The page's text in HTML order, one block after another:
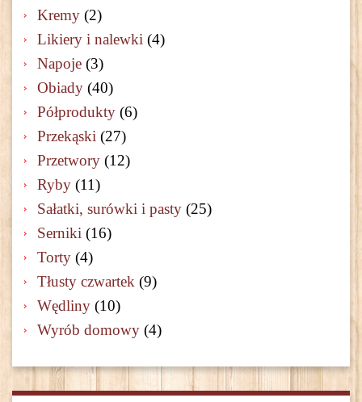
Kremy (2)
Likiery i nalewki (4)
Napoje (3)
Obiady (40)
Półprodukty (6)
Przekąski (27)
Przetwory (12)
Ryby (11)
Sałatki, surówki i pasty (25)
Serniki (16)
Torty (4)
Tłusty czwartek (9)
Wędliny (10)
Wyrób domowy (4)